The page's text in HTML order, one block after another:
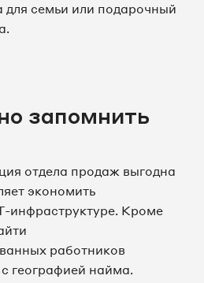
для семьи или подарочный
запомнить
отдела продаж выгодна
экономить
инфраструктуре. Кроме
работников
географией найма.